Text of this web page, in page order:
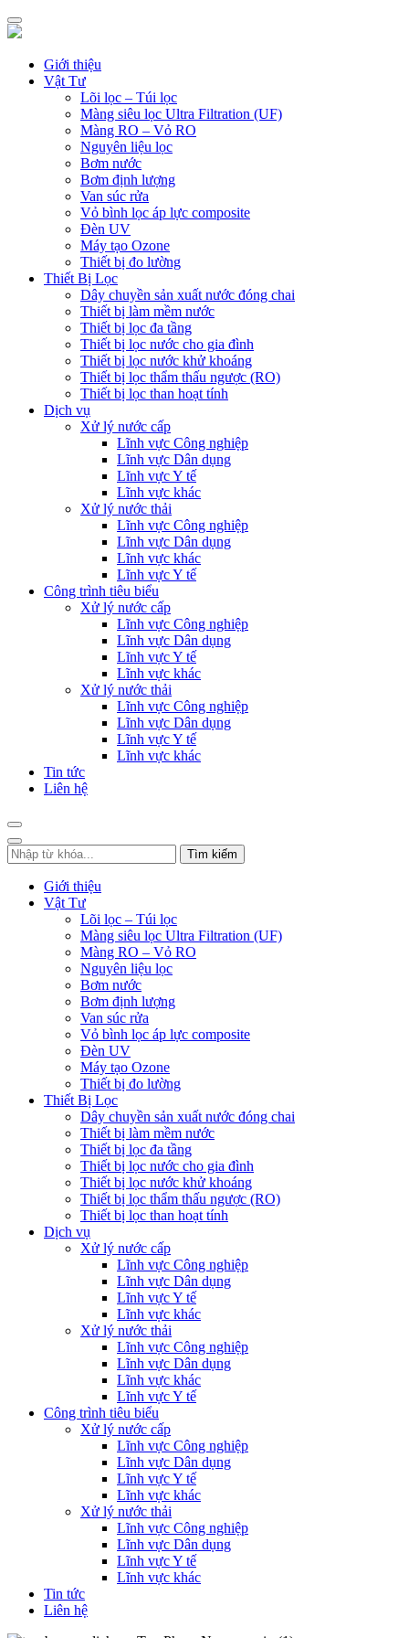
Giới thiệu
Vật Tư
Lõi lọc – Túi lọc
Màng siêu lọc Ultra Filtration (UF)
Màng RO – Vỏ RO
Nguyên liệu lọc
Bơm nước
Bơm định lượng
Van súc rửa
Vỏ bình lọc áp lực composite
Đèn UV
Máy tạo Ozone
Thiết bị đo lường
Thiết Bị Lọc
Dây chuyền sản xuất nước đóng chai
Thiết bị làm mềm nước
Thiết bị lọc đa tầng
Thiết bị lọc nước cho gia đình
Thiết bị lọc nước khử khoáng
Thiết bị lọc thẩm thấu ngược (RO)
Thiết bị lọc than hoạt tính
Dịch vụ
Xử lý nước cấp
Lĩnh vực Công nghiệp
Lĩnh vực Dân dụng
Lĩnh vực Y tế
Lĩnh vực khác
Xử lý nước thải
Lĩnh vực Công nghiệp
Lĩnh vực Dân dụng
Lĩnh vực khác
Lĩnh vực Y tế
Công trình tiêu biểu
Xử lý nước cấp
Lĩnh vực Công nghiệp
Lĩnh vực Dân dụng
Lĩnh vực Y tế
Lĩnh vực khác
Xử lý nước thải
Lĩnh vực Công nghiệp
Lĩnh vực Dân dụng
Lĩnh vực Y tế
Lĩnh vực khác
Tin tức
Liên hệ
Tìm kiếm
Giới thiệu
Vật Tư
Lõi lọc – Túi lọc
Màng siêu lọc Ultra Filtration (UF)
Màng RO – Vỏ RO
Nguyên liệu lọc
Bơm nước
Bơm định lượng
Van súc rửa
Vỏ bình lọc áp lực composite
Đèn UV
Máy tạo Ozone
Thiết bị đo lường
Thiết Bị Lọc
Dây chuyền sản xuất nước đóng chai
Thiết bị làm mềm nước
Thiết bị lọc đa tầng
Thiết bị lọc nước cho gia đình
Thiết bị lọc nước khử khoáng
Thiết bị lọc thẩm thấu ngược (RO)
Thiết bị lọc than hoạt tính
Dịch vụ
Xử lý nước cấp
Lĩnh vực Công nghiệp
Lĩnh vực Dân dụng
Lĩnh vực Y tế
Lĩnh vực khác
Xử lý nước thải
Lĩnh vực Công nghiệp
Lĩnh vực Dân dụng
Lĩnh vực khác
Lĩnh vực Y tế
Công trình tiêu biểu
Xử lý nước cấp
Lĩnh vực Công nghiệp
Lĩnh vực Dân dụng
Lĩnh vực Y tế
Lĩnh vực khác
Xử lý nước thải
Lĩnh vực Công nghiệp
Lĩnh vực Dân dụng
Lĩnh vực Y tế
Lĩnh vực khác
Tin tức
Liên hệ